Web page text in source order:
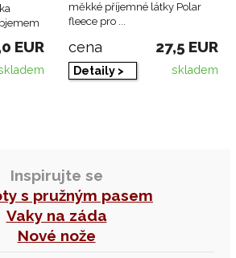
Inspirujte se
s pružným pasem
Vaky na záda
Nové nože
EUR
měkké příjemné látky Polar
fleece pro ...
cena 27,5 EUR
Detaily > skladem